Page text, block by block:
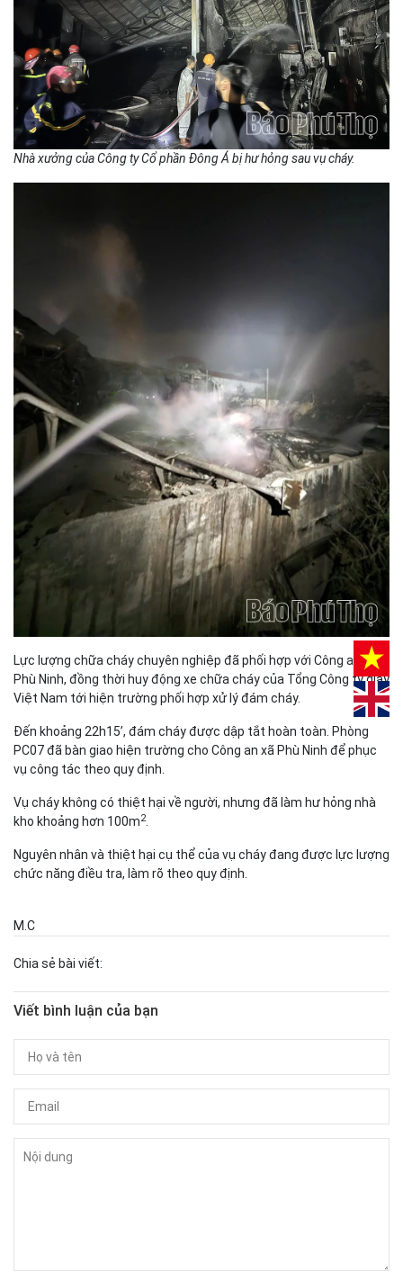
Nhà xưởng của Công ty Cổ phần Đông Á bị hư hỏng sau vụ cháy.
Lực lượng chữa cháy chuyên nghiệp đã phối hợp với Công an xã
Phù Ninh, đồng thời huy động xe chữa cháy của Tổng Công ty giấy
Việt Nam tới hiện trường phối hợp xử lý đám cháy.
Đến khoảng 22h15’, đám cháy được dập tắt hoàn toàn. Phòng
PC07 đã bàn giao hiện trường cho Công an xã Phù Ninh để phục
vụ công tác theo quy định. ​
Vụ cháy không có thiệt hại về người, nhưng đã làm hư hỏng nhà
kho khoảng hơn 100m2.
Nguyên nhân và thiệt hại cụ thể của vụ cháy đang được lực lượng
chức năng điều tra, làm rõ theo quy định.
M.C
Chia sẻ bài viết:
Viết bình luận của bạn